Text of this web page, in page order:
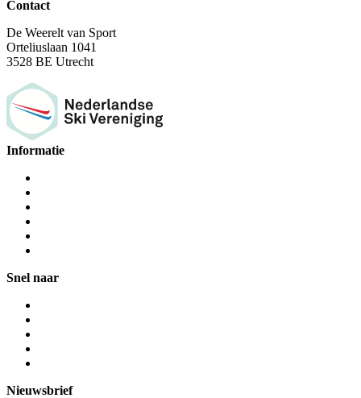
Contact
De Weerelt van Sport
Orteliuslaan 1041
3528 BE Utrecht
Informatie
Snel naar
Nieuwsbrief